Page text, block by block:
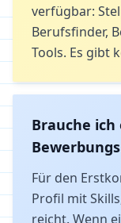
verfügbar:
Berufsfinder,
Tools. Es gibt
Brauche
Für den
Profil mit
reicht. Wenn